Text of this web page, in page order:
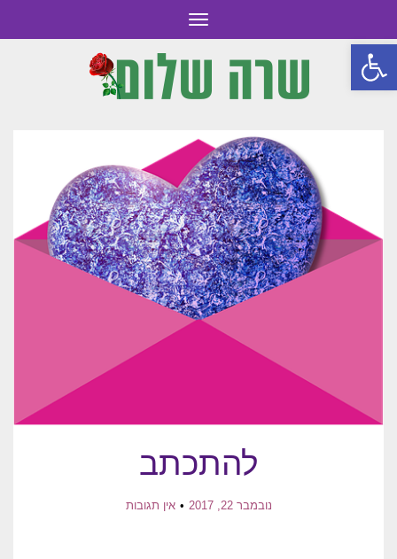
פתח סרגל נגישות
תפריט
להתכתב
נובמבר 22, 2017 אין תגובות